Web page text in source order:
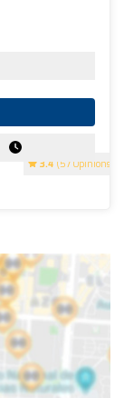
3.4 (57 Opinions)